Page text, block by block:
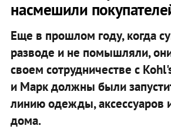
насмешили
Еще в прошлом году, когда
разводе и не помышляли,
своем сотрудничестве с
и Марк должны были
линию одежды, аксессуаров
дома.